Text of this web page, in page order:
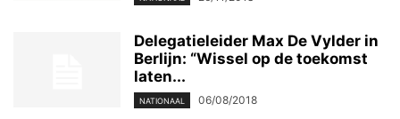
Delegatieleider Max De Vylder in
Berlijn: “Wissel op de toekomst
laten...
NATIONAAL 06/08/2018